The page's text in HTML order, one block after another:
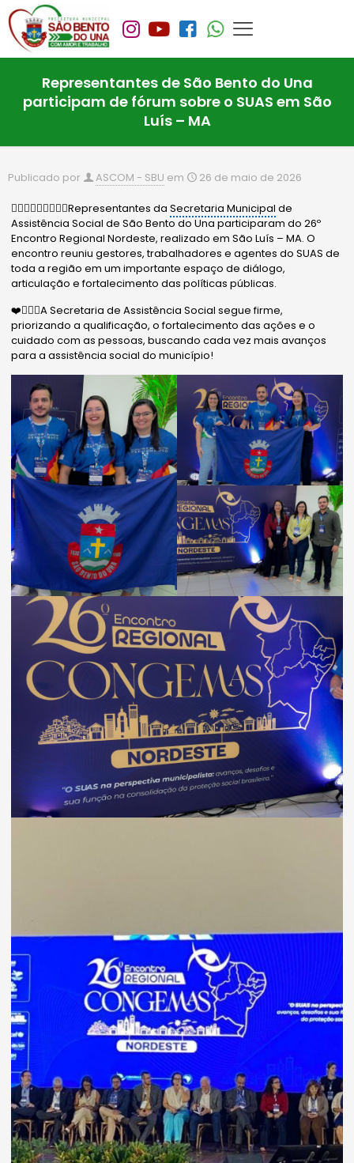
Representantes de São Bento do Una
participam de fórum sobre o SUAS em São
Luís – MA
Publicado por ASCOM - SBU em 26 de maio de 2026
🙋🏻‍♂️🙋🏻‍♀️🙋🏼‍♀️Representantes daSecretaria Municipal de
Assistência Social de São Bento do Una participaram do 26º
Encontro Regional Nordeste, realizado em São Luís – MA. O
encontro reuniu gestores, trabalhadores e agentes do SUAS de
toda a região em um importante espaço de diálogo,
articulação e fortalecimento das políticas públicas.
❤️✍🏻✨A Secretaria de Assistência Social segue firme,
priorizando a qualificação, o fortalecimento das ações e o
cuidado com as pessoas, buscando cada vez mais avanços
para a assistência social do município!